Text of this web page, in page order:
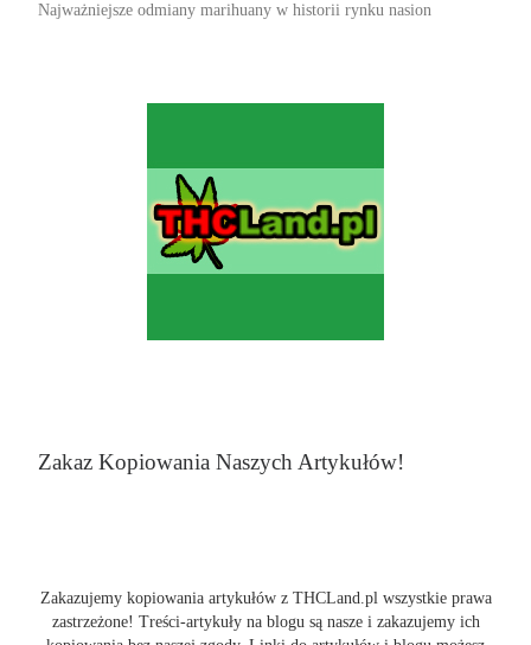
Najważniejsze odmiany marihuany w historii rynku nasion
Zakaz Kopiowania Naszych Artykułów!
Zakazujemy kopiowania artykułów z THCLand.pl wszystkie prawa
zastrzeżone! Treści-artykuły na blogu są nasze i zakazujemy ich